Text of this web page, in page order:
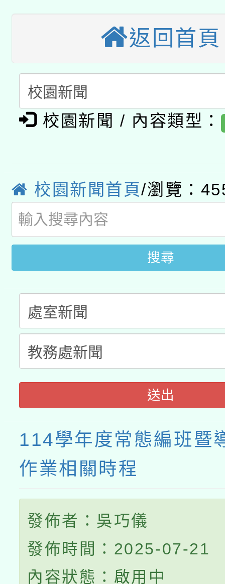
招)
本館辦理115年度閱讀
暨閱讀推動專業研習
科技賦能─人工智慧
礎課程
A3數位素養講師名單
「數位內容與教學軟體
pilot」
有關大陸委員會函釋公
薪期間赴陸應申請許可
轉知經濟部水利署委託
用水績優單位及節水達
動」
桃園市孔廟祈福系列
開 智慧啟航」
2026年桃園地景藝術
返回首頁
校園新聞 / 內容類型：
校園新聞首頁/瀏覽：
搜尋
送出
114學年度常態編班暨
作業相關時程
發佈者：吳巧儀
發佈時間：2025-07-21
內容狀態：啟用中